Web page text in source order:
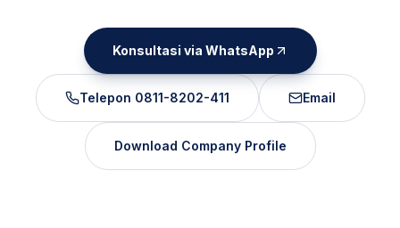
Konsultasi via WhatsApp
Telepon 0811-8202-411 Email
Download Company Profile